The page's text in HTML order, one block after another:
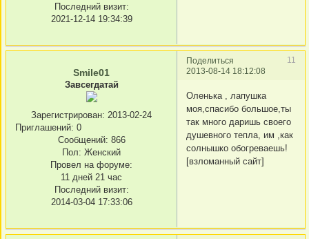
Последний визит:
2021-12-14 19:34:39
Поделиться
11
2013-08-14 18:12:08
Smile01
Завсегдатай
Зарегистрирован: 2013-02-24
Приглашений: 0
Сообщений: 866
Пол: Женский
Провел на форуме:
11 дней 21 час
Последний визит:
2014-03-04 17:33:06
Оленька , лапушка
моя,спасибо большое,ты
так много даришь своего
душевного тепла, им ,как
солнышко обогреваешь!
[взломанный сайт]